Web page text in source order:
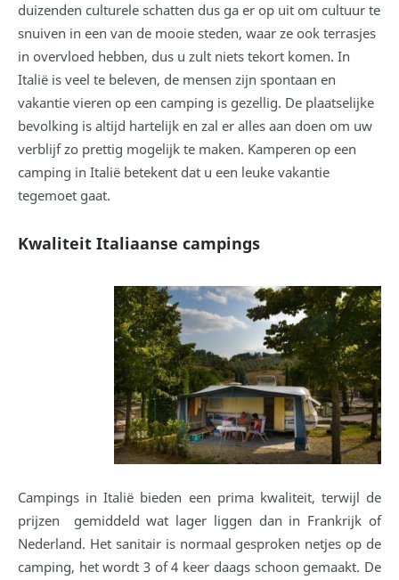
duizenden culturele schatten dus ga er op uit om cultuur te
snuiven in een van de mooie steden, waar ze ook terrasjes
in overvloed hebben, dus u zult niets tekort komen. In
Italië is veel te beleven, de mensen zijn spontaan en
vakantie vieren op een camping is gezellig. De plaatselijke
bevolking is altijd hartelijk en zal er alles aan doen om uw
verblijf zo prettig mogelijk te maken. Kamperen op een
camping in Italië betekent dat u een leuke vakantie
tegemoet gaat.
Kwaliteit Italiaanse campings
Campings in Italië bieden een prima kwaliteit, terwijl de
prijzen gemiddeld wat lager liggen dan in Frankrijk of
Nederland. Het sanitair is normaal gesproken netjes op de
camping, het wordt 3 of 4 keer daags schoon gemaakt. De